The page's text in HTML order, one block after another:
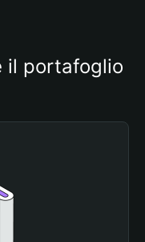
il portafoglio